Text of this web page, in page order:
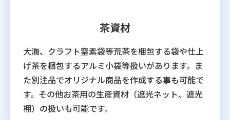
茶資材
大海、クラフト窒素袋等荒茶を梱包する袋や仕上
げ茶を梱包するアルミ小袋等扱いがあります。ま
た別注品でオリジナル商品を作成する事も可能で
す。その他お茶用の生産資材（遮光ネット、遮光
棚）の扱いも可能です。